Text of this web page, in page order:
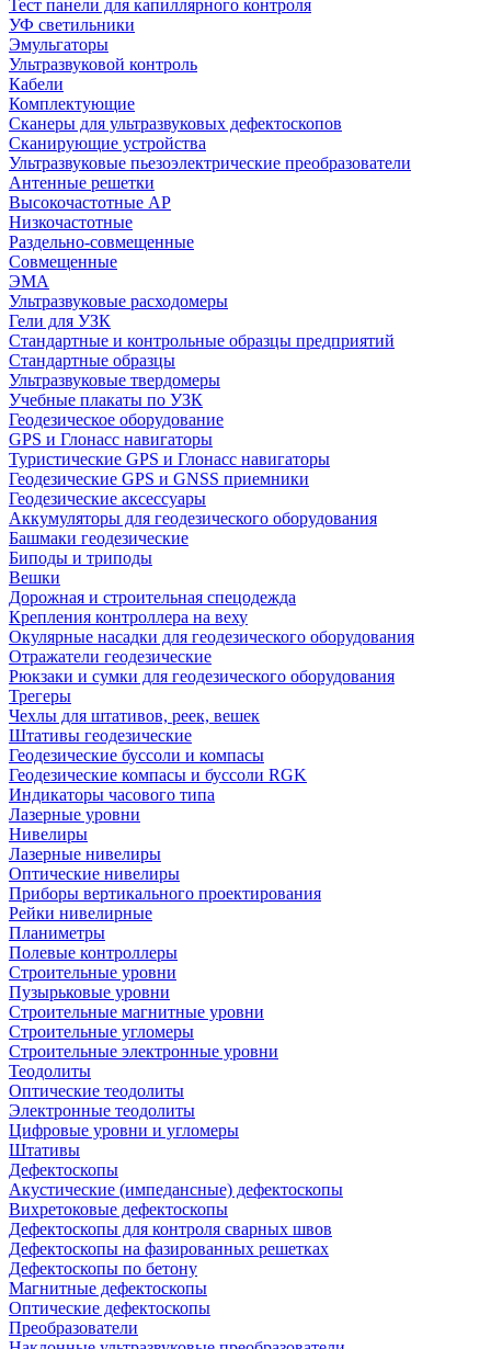
Тест панели для капиллярного контроля
УФ светильники
Эмульгаторы
Ультразвуковой контроль
Кабели
Комплектующие
Сканеры для ультразвуковых дефектоскопов
Сканирующие устройства
Ультразвуковые пьезоэлектрические преобразователи
Антенные решетки
Высокочастотные АР
Низкочастотные
Раздельно-совмещенные
Совмещенные
ЭМА
Ультразвуковые расходомеры
Гели для УЗК
Стандартные и контрольные образцы предприятий
Стандартные образцы
Ультразвуковые твердомеры
Учебные плакаты по УЗК
Геодезическое оборудование
GPS и Глонасс навигаторы
Туристические GPS и Глонасс навигаторы
Геодезические GPS и GNSS приемники
Геодезические аксессуары
Аккумуляторы для геодезического оборудования
Башмаки геодезические
Биподы и триподы
Вешки
Дорожная и строительная спецодежда
Крепления контроллера на веху
Окулярные насадки для геодезического оборудования
Отражатели геодезические
Рюкзаки и сумки для геодезического оборудования
Трегеры
Чехлы для штативов, реек, вешек
Штативы геодезические
Геодезические буссоли и компасы
Геодезические компасы и буссоли RGK
Индикаторы часового типа
Лазерные уровни
Нивелиры
Лазерные нивелиры
Оптические нивелиры
Приборы вертикального проектирования
Рейки нивелирные
Планиметры
Полевые контроллеры
Строительные уровни
Пузырьковые уровни
Строительные магнитные уровни
Строительные угломеры
Строительные электронные уровни
Теодолиты
Оптические теодолиты
Электронные теодолиты
Цифровые уровни и угломеры
Штативы
Дефектоскопы
Акустические (импедансные) дефектоскопы
Вихретоковые дефектоскопы
Дефектоскопы для контроля сварных швов
Дефектоскопы на фазированных решетках
Дефектоскопы по бетону
Магнитные дефектоскопы
Оптические дефектоскопы
Преобразователи